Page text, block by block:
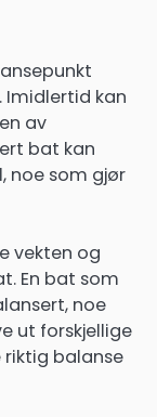
Imidlertid kan
av
bat kan
noe som gjør
vekten og
En bat som
noe
ut forskjellige
riktig balanse